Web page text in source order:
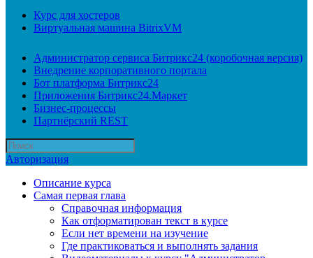
Курс для хостеров
Виртуальная машина BitrixVM
Администратор сервиса Битрикс24 (коробочная версия)
Внедрение корпоративного портала
Бот платформа Битрикс24
Приложения Битрикс24.Маркет
Бизнес-процессы
Партнёрский REST
Авторизация
Описание курса
Самая первая глава
Справочная информация
Как отформатирован текст в курсе
Если нет времени на изучение
Где практиковаться и выполнять задания